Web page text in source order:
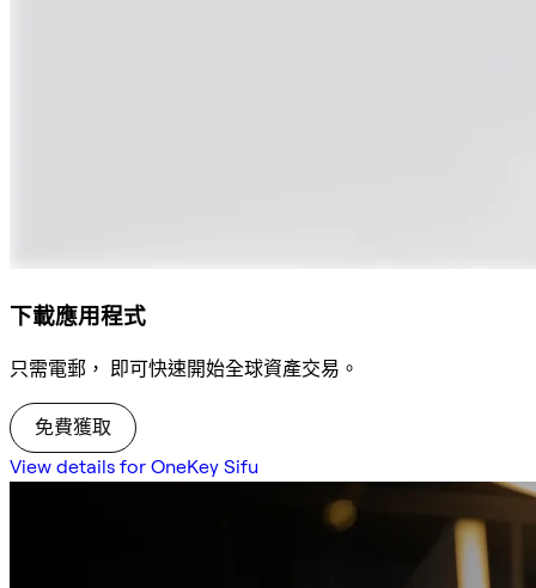
下載應用程式
只需電郵， 即可快速開始全球資產交易。
免費獲取
View details for OneKey Sifu